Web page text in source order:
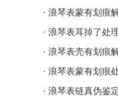
· 浪琴表蒙有划痕
· 浪琴表耳掉了处
· 浪琴表壳有划痕
· 浪琴表蒙有划痕
· 浪琴表链真伪鉴